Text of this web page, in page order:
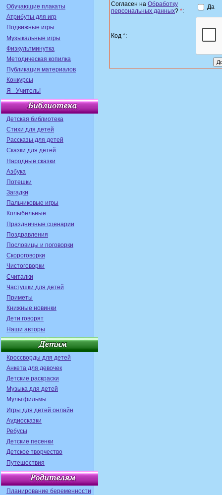
Обучающие плакаты
Атрибуты для игр
Подвижные игры
Музыкальные игры
Физкультминутка
Методическая копилка
Публикация материалов
Конкурсы
Я - Учитель!
Детская библиотека
Стихи для детей
Рассказы для детей
Сказки для детей
Народные сказки
Азбука
Потешки
Загадки
Пальчиковые игры
Колыбельные
Праздничные сценарии
Поздравления
Пословицы и поговорки
Скороговорки
Чистоговорки
Считалки
Частушки для детей
Приметы
Книжные новинки
Дети говорят
Наши авторы
Кроссворды для детей
Анкета для девочек
Детские раскраски
Музыка для детей
Мультфильмы
Игры для детей онлайн
Аудиосказки
Ребусы
Детские песенки
Детское творчество
Путешествия
Планирование беременности
Согласен на Обработку
персональных данных? *:
Да
Код *: